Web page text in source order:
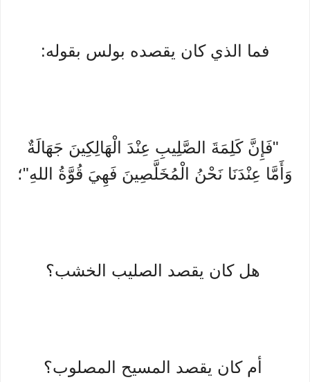
فما الذي كان يقصده بولس بقوله:
"فَإِنَّ كَلِمَةَ الصَّلِيبِ عِنْدَ الْهَالِكِينَ جَهَالَةٌ
وَأَمَّا عِنْدَنَا نَحْنُ الْمُخَلَّصِينَ فَهِيَ قُوَّةُ اللهِ"؛
هل كان يقصد الصليب الخشب؟
أم كان يقصد المسيح المصلوب؟